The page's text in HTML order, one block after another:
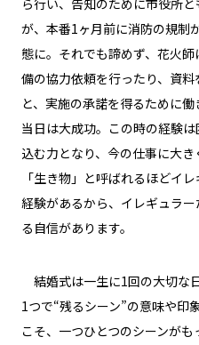
が、本番1ヶ月前に消防の規制
態に。それでも諦めず、花火
備の協力依頼を行ったり、資
と、実施の承諾を得るために
当日は大成功。この時の経験
込む力となり、今の仕事に大
「生き物」と呼ばれるほどイ
経験があるから、イレギュラ
る自信があります。
結婚式は一生に1回の大切な
1つで“残るシーン”の意味や印
こそ、一つひとつのシーンが